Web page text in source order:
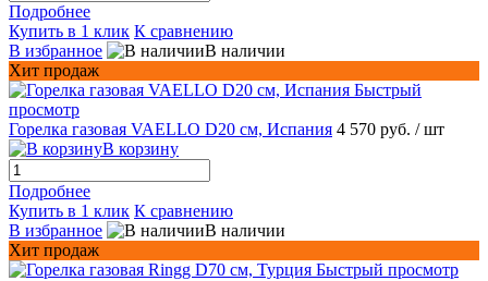
Подробнее
Купить в 1 клик К сравнению
В избранное
В наличии
Хит продаж
Быстрый
просмотр
Горелка газовая VAELLO D20 см, Испания 4 570 руб. / шт
В корзину
Подробнее
Купить в 1 клик К сравнению
В избранное
В наличии
Хит продаж
Быстрый просмотр